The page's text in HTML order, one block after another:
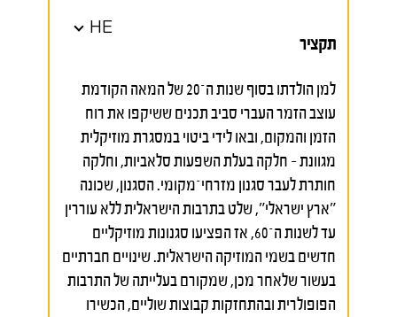
תקציר
HE
למן הולדתו בסוף שנות ה־20 של המאה הקודמת
עוצב הזמר העברי סביב תכנים ששיקפו את רוח
הזמן והמקום, ובאו לידי ביטוי במסגרת מוזיקלית
מגוונת – חלקה בעלת השפעות סלאביות, וחלקה
חותרת לעבר סגנון מזרחי־מקומי. הסגנון, שכונה
"ארץ ישראלי", שלט בתרבות הישראלית ללא עוררין
עד לשנות ה־60, אז הפציעו סגנונות מוזיקליים
חדשים בשמי המוזיקה הישראלית. שינויים חברתיים
בעשור שלאחר מכן, שמקורם בעלייתה של התרבות
הפופולרית ובהתחזקות קבוצות שוליים, הכשירו